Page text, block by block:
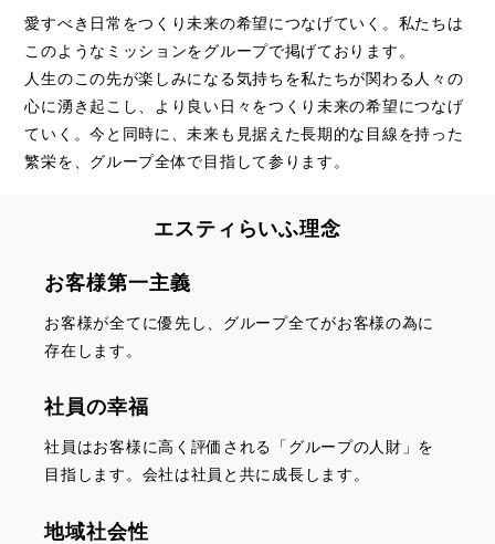
愛すべき日常をつくり未来の希望につなげていく。私たちは
このようなミッションをグループで掲げております。
人生のこの先が楽しみになる気持ちを私たちが関わる人々の
心に湧き起こし、より良い日々をつくり未来の希望につなげ
ていく。今と同時に、未来も見据えた⻑期的な目線を持った
繁栄を、グループ全体で目指して参ります。
エスティらいふ理念
お客様第一主義
お客様が全てに優先し、グループ全てがお客様の為に
存在します。
社員の幸福
社員はお客様に高く評価される「グループの人財」を
目指します。会社は社員と共に成長します。
地域社会性